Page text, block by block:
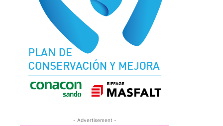
- Advertisement -